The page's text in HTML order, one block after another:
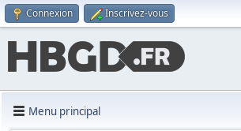
Connexion Inscrivez-vous
Menu principal